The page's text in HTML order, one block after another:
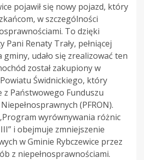
pojawił się nowy pojazd, który
w szczególności
To dzięki
Pani Renaty Trały, pełniącej
udało się zrealizować ten
został zakupiony w
Świdnickiego, który
z Państwowego Funduszu
(PFRON).
wyrównywania różnic
i obejmuje zmniejszenie
w Gminie Rybczewice przez
z niepełnosprawnościami.